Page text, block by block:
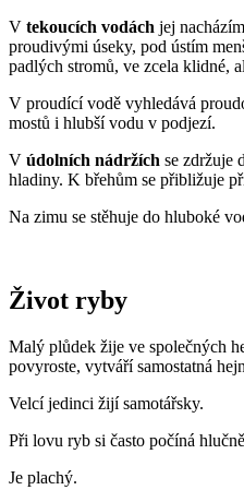
V tekoucích vodách jej
proudivými úseky, pod ústím
padlých stromů, ve zcela klidné,
V proudící vodě vyhledává
mostů i hlubší vodu v podjezí.
V údolních nádržích se zdržuje
hladiny. K břehům se přibližuje
Na zimu se stěhuje do hluboké
Život ryby
Malý plůdek žije ve společných
povyroste, vytváří samostatná
Velcí jedinci žijí samotářsky.
Při lovu ryb si často počíná
Je plachý.